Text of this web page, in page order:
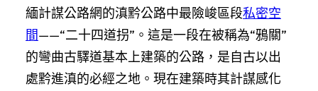
緬計謀公路網的滇黔公路中最險峻區段私密空
間——“二十四道拐”。這是一段在被稱為“鴉關”
的彎曲古驛道基本上建築的公路，是自古以出
處黔進滇的必經之地。現在建築時其計謀感化